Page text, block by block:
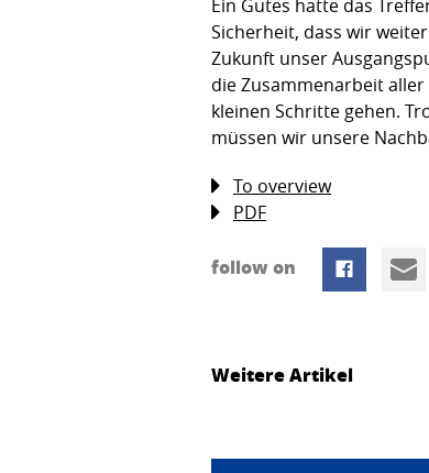
Ein Gutes hatte das
Sicherheit, dass wir
Zukunft unser
die Zusammenarbeit
kleinen Schritte gehen.
müssen wir unsere
To overview
PDF
follow on
Weitere Artikel